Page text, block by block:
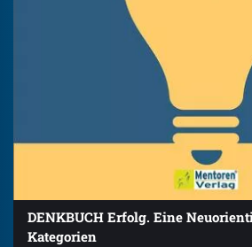
DENKBUCH Erfolg. Eine
Kategorien